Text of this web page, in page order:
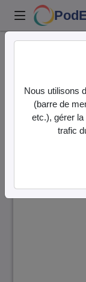
19
Audio
Direction de tri
Nous utilisons
(barre de
etc.), gérer
trafic